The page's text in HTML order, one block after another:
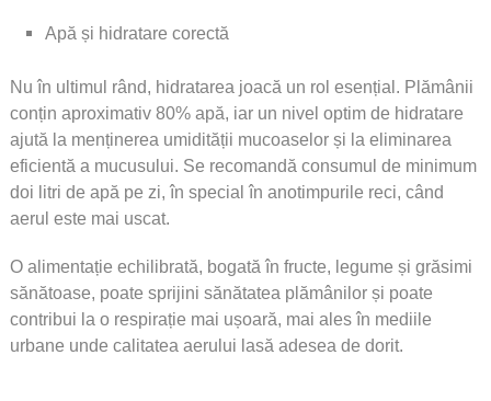
Apă și hidratare corectă
Nu în ultimul rând, hidratarea joacă un rol esențial. Plămânii
conțin aproximativ 80% apă, iar un nivel optim de hidratare
ajută la menținerea umidității mucoaselor și la eliminarea
eficientă a mucusului. Se recomandă consumul de minimum
doi litri de apă pe zi, în special în anotimpurile reci, când
aerul este mai uscat.
O alimentație echilibrată, bogată în fructe, legume și grăsimi
sănătoase, poate sprijini sănătatea plămânilor și poate
contribui la o respirație mai ușoară, mai ales în mediile
urbane unde calitatea aerului lasă adesea de dorit.